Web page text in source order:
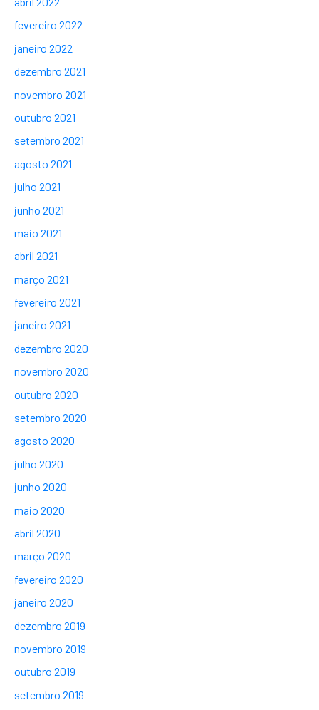
fevereiro 2022
janeiro 2022
dezembro 2021
novembro 2021
outubro 2021
setembro 2021
agosto 2021
julho 2021
junho 2021
maio 2021
abril 2021
março 2021
fevereiro 2021
janeiro 2021
dezembro 2020
novembro 2020
outubro 2020
setembro 2020
agosto 2020
julho 2020
junho 2020
maio 2020
abril 2020
março 2020
fevereiro 2020
janeiro 2020
dezembro 2019
novembro 2019
outubro 2019
setembro 2019